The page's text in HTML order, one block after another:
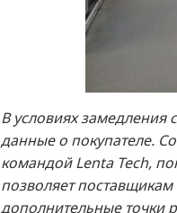
В условиях замедления
данные о покупателе.
командой Lenta Tech,
позволяет
дополнительные точки